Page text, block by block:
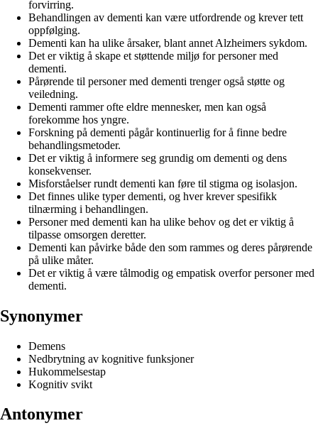
forvirring.
Behandlingen av dementi kan være utfordrende og krever tett
oppfølging.
Dementi kan ha ulike årsaker, blant annet Alzheimers sykdom.
Det er viktig å skape et støttende miljø for personer med
dementi.
Pårørende til personer med dementi trenger også støtte og
veiledning.
Dementi rammer ofte eldre mennesker, men kan også
forekomme hos yngre.
Forskning på dementi pågår kontinuerlig for å finne bedre
behandlingsmetoder.
Det er viktig å informere seg grundig om dementi og dens
konsekvenser.
Misforståelser rundt dementi kan føre til stigma og isolasjon.
Det finnes ulike typer dementi, og hver krever spesifikk
tilnærming i behandlingen.
Personer med dementi kan ha ulike behov og det er viktig å
tilpasse omsorgen deretter.
Dementi kan påvirke både den som rammes og deres pårørende
på ulike måter.
Det er viktig å være tålmodig og empatisk overfor personer med
dementi.
Synonymer
Demens
Nedbrytning av kognitive funksjoner
Hukommelsestap
Kognitiv svikt
Antonymer